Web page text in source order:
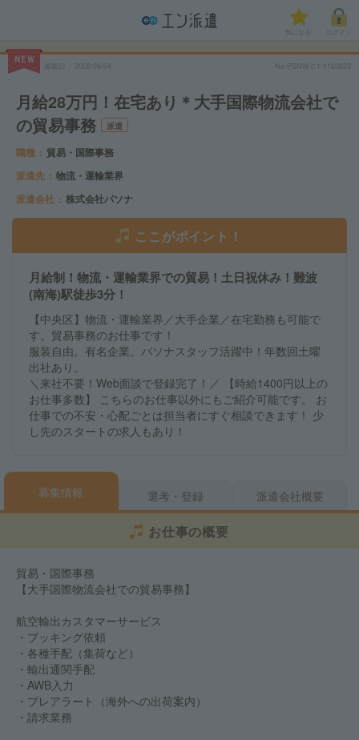
気になる!
NEW
2026/08/04 No.PSNWＣ1-1169823
月給28万円！在宅あり＊大手国際物流会社で
の貿易事務
派遣
職種
貿易・国際事務
派遣先
物流・運輸業界
派遣会社
株式会社パソナ
ここがポイント！
月給制！物流・運輸業界での貿易！土日祝休み！難波
(南海)駅徒歩3分！
【中央区】物流・運輸業界／大手企業／在宅勤務も可能で
す。貿易事務のお仕事です！
服装自由。有名企業。パソナスタッフ活躍中！年数回土曜
出社あり。
＼来社不要！Web面談で登録完了！／ 【時給1400円以上の
お仕事多数】 こちらのお仕事以外にもご紹介可能です。 お
仕事での不安・心配ごとは担当者にすぐ相談できます！ 少
し先のスタートの求人もあり！
募集情報 選考・登録 派遣会社概要
お仕事の概要
貿易・国際事務
【大手国際物流会社での貿易事務】
航空輸出カスタマーサービス
・ブッキング依頼
・各種手配（集荷など）
・輸出通関手配
・AWB入力
・プレアラート（海外への出荷案内）
・請求業務